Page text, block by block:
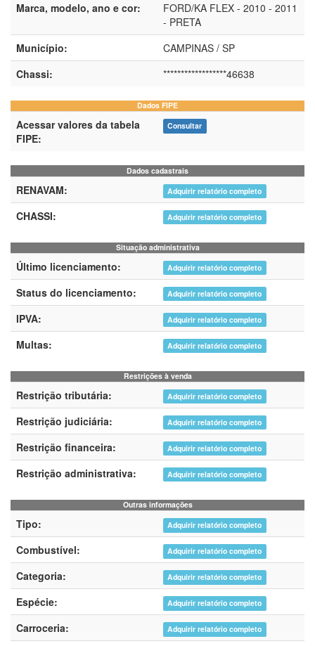
Marca, modelo, ano e cor:
FORD/KA FLEX - 2010 - 2011
- PRETA
Município:
CAMPINAS / SP
Chassi:
******************46638
Dados FIPE
Acessar valores da tabela
FIPE:
Consultar
Dados cadastrais
RENAVAM: Adquirir relatório completo
CHASSI: Adquirir relatório completo
Situação administrativa
Último licenciamento: Adquirir relatório completo
Status do licenciamento: Adquirir relatório completo
IPVA: Adquirir relatório completo
Multas: Adquirir relatório completo
Restrições à venda
Restrição tributária: Adquirir relatório completo
Restrição judiciária: Adquirir relatório completo
Restrição financeira: Adquirir relatório completo
Restrição administrativa: Adquirir relatório completo
Outras informações
Tipo: Adquirir relatório completo
Combustível: Adquirir relatório completo
Categoria: Adquirir relatório completo
Espécie: Adquirir relatório completo
Carroceria: Adquirir relatório completo